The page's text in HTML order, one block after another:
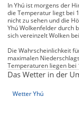
In Yhú ist morgens der
die Temperatur liegt bei
nicht zu sehen und die
Yhú Wolkenfelder durch
sich vereinzelt Wolken
Die Wahrscheinlichkeit
maximalen
Temperaturen liegen bei
Das Wetter in der
Wetter Yhú